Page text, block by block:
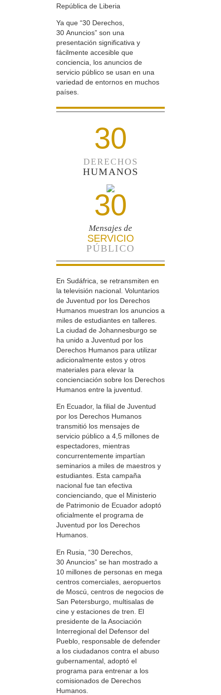
República de Liberia
Ya que “30 Derechos,
30 Anuncios” son una
presentación significativa y
fácilmente accesible que
conciencia, los anuncios de
servicio público se usan en una
variedad de entornos en muchos
países.
30
DERECHOS
HUMANOS
30
Mensajes de
SERVICIO
PÚBLICO
En Sudáfrica, se retransmiten en
la televisión nacional. Voluntarios
de Juventud por los Derechos
Humanos muestran los anuncios a
miles de estudiantes en talleres.
La ciudad de Johannesburgo se
ha unido a Juventud por los
Derechos Humanos para utilizar
adicionalmente estos y otros
materiales para elevar la
concienciación sobre los Derechos
Humanos entre la juventud.
En Ecuador, la filial de Juventud
por los Derechos Humanos
transmitió los mensajes de
servicio público a 4,5 millones de
espectadores, mientras
concurrentemente impartían
seminarios a miles de maestros y
estudiantes. Esta campaña
nacional fue tan efectiva
concienciando, que el Ministerio
de Patrimonio de Ecuador adoptó
oficialmente el programa de
Juventud por los Derechos
Humanos.
En Rusia, “30 Derechos,
30 Anuncios” se han mostrado a
10 millones de personas en mega
centros comerciales, aeropuertos
de Moscú, centros de negocios de
San Petersburgo, multisalas de
cine y estaciones de tren. El
presidente de la Asociación
Interregional del Defensor del
Pueblo, responsable de defender
a los ciudadanos contra el abuso
gubernamental, adoptó el
programa para entrenar a los
comisionados de Derechos
Humanos.